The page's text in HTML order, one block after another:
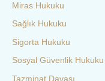
Miras Hukuku
Sağlık Hukuku
Sigorta Hukuku
Sosyal Güvenlik Hukuku
Tazminat Davası